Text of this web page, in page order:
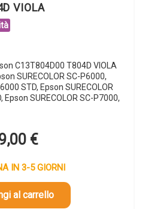
VIOLA
C13T804D00 T804D VIOLA
SURECOLOR SC-P6000,
STD, Epson SURECOLOR
Epson SURECOLOR SC-P7000,
€
IN 3-5 GIORNI
al carrello